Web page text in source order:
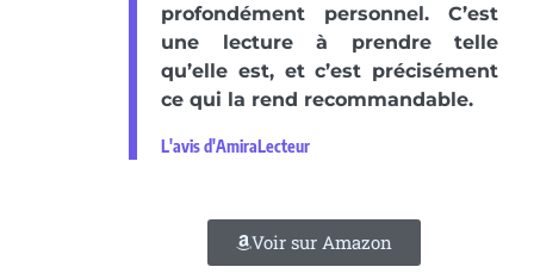
profondément personnel. C’est
une lecture à prendre telle
qu’elle est, et c’est précisément
ce qui la rend recommandable.
L'avis d'AmiraLecteur
Voir sur Amazon